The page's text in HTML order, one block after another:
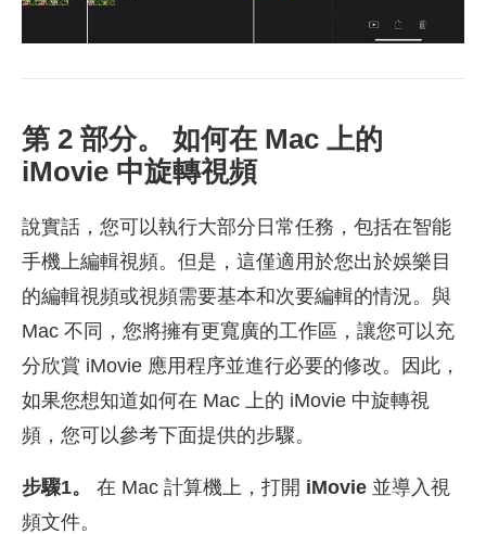
第 2 部分。 如何在 Mac 上的
iMovie 中旋轉視頻
說實話，您可以執行大部分日常任務，包括在智能
手機上編輯視頻。但是，這僅適用於您出於娛樂目
的編輯視頻或視頻需要基本和次要編輯的情況。與
Mac 不同，您將擁有更寬廣的工作區，讓您可以充
分欣賞 iMovie 應用程序並進行必要的修改。因此，
如果您想知道如何在 Mac 上的 iMovie 中旋轉視
頻，您可以參考下面提供的步驟。
步驟1。 在 Mac 計算機上，打開 iMovie 並導入視
頻文件。